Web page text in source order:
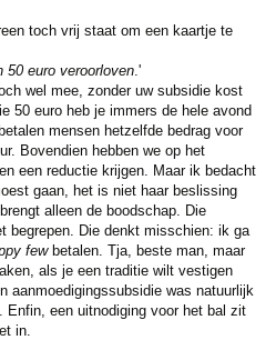
toch vrij staat om een kaartje te
50 euro veroorloven.'
wel mee, zonder uw subsidie kost
50 euro heb je immers de hele avond
mensen hetzelfde bedrag voor
Bovendien hebben we op het
een reductie krijgen. Maar ik bedacht
gaan, het is niet haar beslissing
alleen de boodschap. Die
begrepen. Die denkt misschien: ik ga
few betalen. Tja, beste man, maar
als je een traditie wilt vestigen
aanmoedigingssubsidie was natuurlijk
een uitnodiging voor het bal zit
in.